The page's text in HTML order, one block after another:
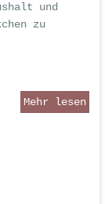
und
zu
Mehr lesen